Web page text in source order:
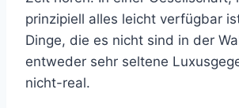
prinzipiell alles leicht verfügbar
Dinge, die es nicht sind in der
entweder sehr seltene
nicht-real.